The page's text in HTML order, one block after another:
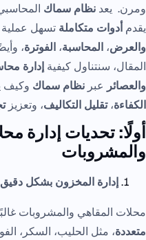
ومرن. يعد نظام سماك
يقدم أدوات متكاملة تسهل عملية
والعرض، المحاسبة، الفوترة،
المقال، سنتناول كيفية إدارة
والعصائر عبر نظام سماك وكيف
الكفاءة،تقليل التكاليف، وتعزيز
أولًا: تحديات إدارة
والمشروبات
إدارة المخزون بشكل دقيق
محلات المقاهي والمشروبات
متعددة، مثل الحليب، السكر،